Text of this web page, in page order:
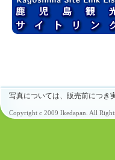
写真については、販売前につき
Copyright c 2009 Ikedapan. All Rights